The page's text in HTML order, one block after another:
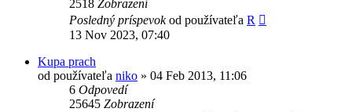
2518 Zobrazení
Posledný príspevokod používateľa R
13 Nov 2023, 07:40
Kupa prach
od používateľa niko » 04 Feb 2013, 11:06
6 Odpovedí
25645 Zobrazení